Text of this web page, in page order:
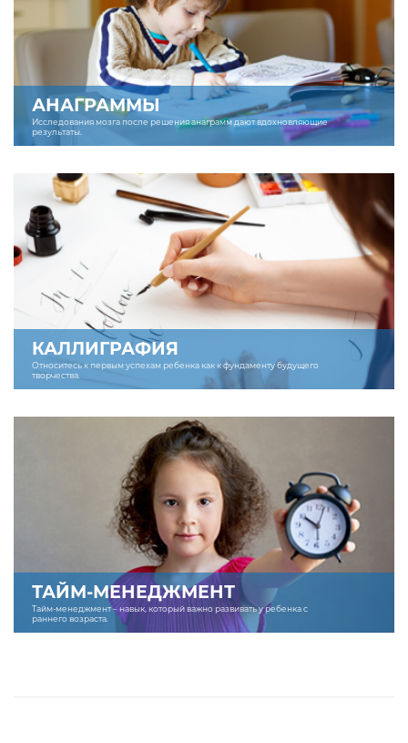
АНАГРАММЫ
Исследования мозга после решения анаграмм дают вдохновляющие
результаты.
КАЛЛИГРАФИЯ
Относитесь к первым успехам ребенка как к фундаменту будущего
творчества.
ТАЙМ-МЕНЕДЖМЕНТ
Тайм-менеджмент – навык, который важно развивать у ребенка с
раннего возраста.